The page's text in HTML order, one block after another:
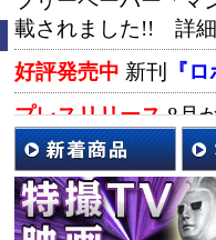
載されました!! 詳
好評発売中 新刊
『
プレスリリース8月
として、
8/1(土）の限定イベ
先生によるマンガ鼎
※展示会とは別会場